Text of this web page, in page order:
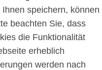
speichern, können
beachten Sie, dass
die Funktionalität
erheblich
werden nach